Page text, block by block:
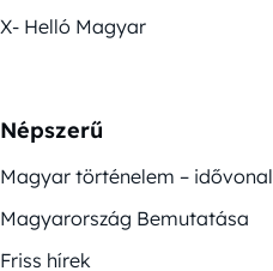
X- Helló Magyar
Népszerű
Magyar történelem – idővonal
Magyarország Bemutatása
Friss hírek